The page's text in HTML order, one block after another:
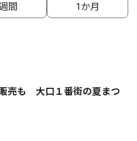
間 1か月
売も 大口１番街の夏まつ